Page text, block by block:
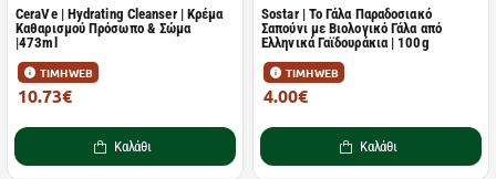
CeraVe | Hydrating Cleanser | Κρέμα
Καθαρισμού Πρόσωπο & Σώμα
|473ml
ΤΙΜΗ WEB
10.73€
Καλάθι
Sostar | Το Γάλα Παραδοσιακό
Σαπούνι με Βιολογικό Γάλα από
Ελληνικά Γαϊδουράκια | 100g
ΤΙΜΗ WEB
4.00€
Καλάθι